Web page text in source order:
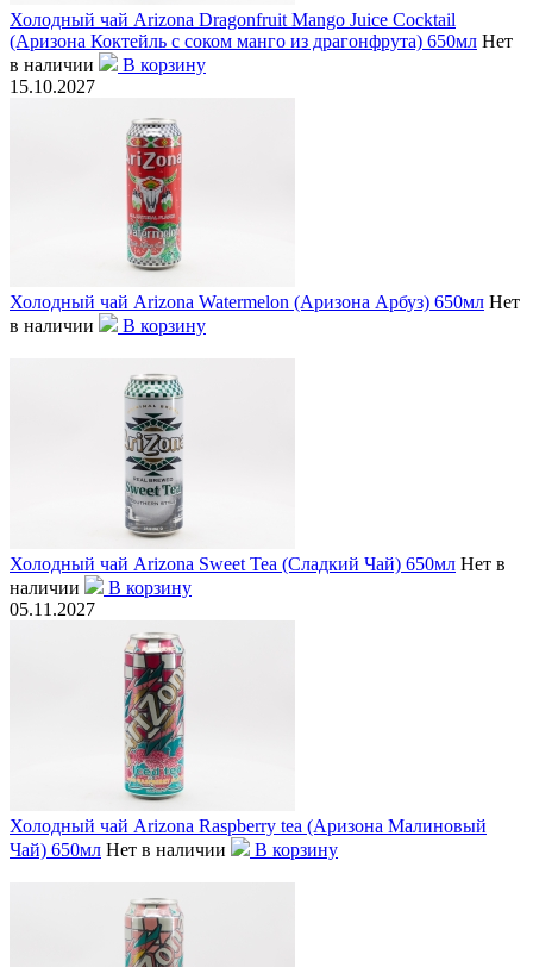
Холодный чай Arizona Dragonfruit Mango Juice Cocktail
(Аризона Коктейль с соком манго из драгонфрута) 650мл Нет
в наличии
В корзину
15.10.2027
Холодный чай Arizona Watermelon (Аризона Арбуз) 650мл Нет
в наличии
В корзину
Холодный чай Arizona Sweet Tea (Сладкий Чай) 650мл Нет в
наличии
В корзину
05.11.2027
Холодный чай Arizona Raspberry tea (Аризона Малиновый
Чай) 650мл Нет в наличии В корзину